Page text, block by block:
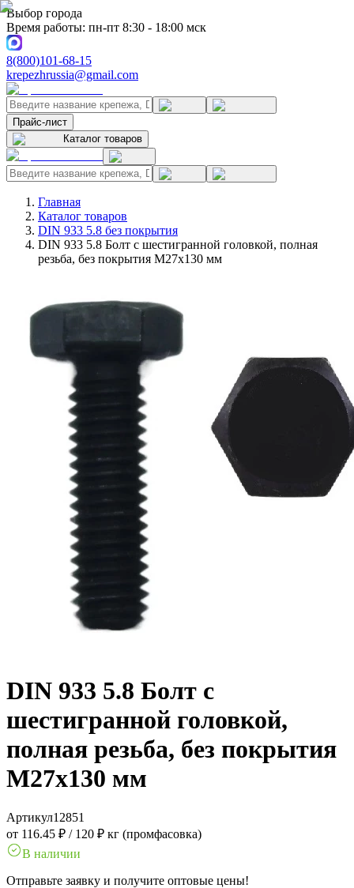
Выбор города
Время работы: пн-пт 8:30 - 18:00 мск
8(800)101-68-15
krepezhrussia@gmail.com
Прайс-лист
Каталог товаров
Главная
Каталог товаров
DIN 933 5.8 без покрытия
DIN 933 5.8 Болт с шестигранной головкой, полная
резьба, без покрытия M27x130 мм
DIN 933 5.8 Болт с
шестигранной головкой,
полная резьба, без покрытия
M27x130 мм
Артикул12851
от 116.45 ₽ / 120 ₽ кг (промфасовка)
В наличии
Отправьте заявку и получите оптовые цены!